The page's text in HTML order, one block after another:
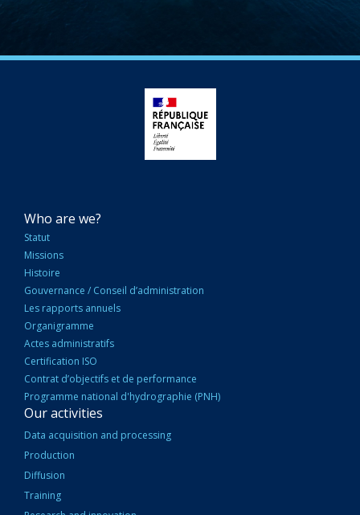
NAVIGATION
PRINCIPALE
Who are we?
Statut
Missions
Histoire
Gouvernance / Conseil d’administration
Les rapports annuels
Organigramme
Actes administratifs
Certification ISO
Contrat d’objectifs et de performance
Programme national d'hydrographie (PNH)
Our activities
Data acquisition and processing
Production
Diffusion
Training